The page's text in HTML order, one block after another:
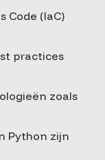
Code (IaC)
practices
zoals
Python zijn